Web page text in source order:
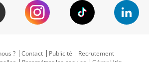
?
Contact Publicité
Recrutement